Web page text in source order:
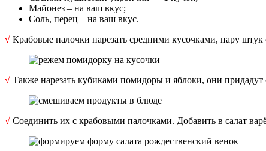
Майонез – на ваш вкус;
Соль, перец – на ваш вкус.
√ Крабовые палочки нарезать средними кусочками, пару
√ Также нарезать кубиками помидоры и яблоки, они придадут
√ Соединить их с крабовыми палочками. Добавить в салат